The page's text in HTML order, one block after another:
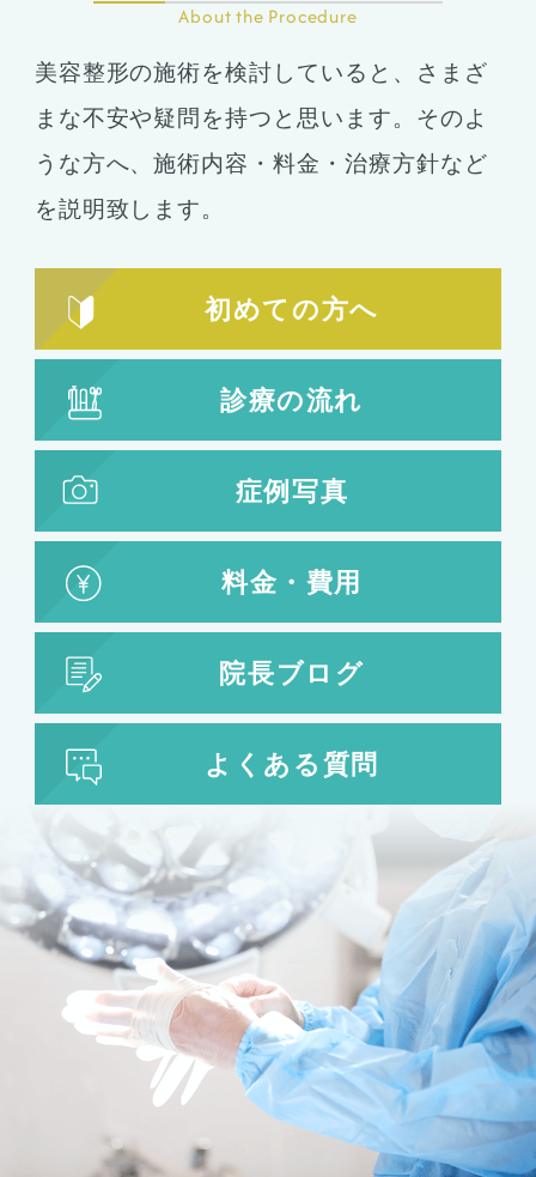
About the Procedure
美容整形の施術を検討していると、さまざ
まな不安や疑問を持つと思います。そのよ
うな方へ、施術内容・料金・治療方針など
を説明致します。
初めての方へ
診療の流れ
症例写真
料金・費用
院長ブログ
よくある質問